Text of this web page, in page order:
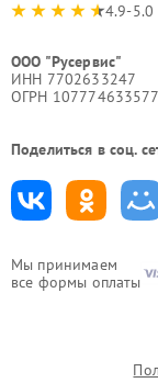
Мы принимаем
все формы оплаты
4.9-5.0
ООО "Русервис"
ИНН 7702633247
ОГРН
Поделиться в соц.